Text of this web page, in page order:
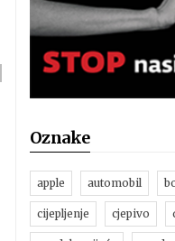
Oznake
apple automobil
cijepljenje cjepivo